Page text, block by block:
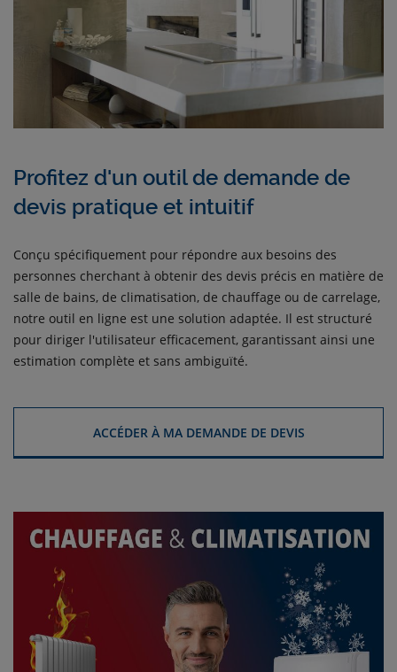
Profitez d'un outil de demande de
devis pratique et intuitif
Conçu spécifiquement pour répondre aux besoins des
personnes cherchant à obtenir des devis précis en matière de
salle de bains, de climatisation, de chauffage ou de carrelage,
notre outil en ligne est une solution adaptée. Il est structuré
pour diriger l'utilisateur efficacement, garantissant ainsi une
estimation complète et sans ambiguïté.
ACCÉDER À MA DEMANDE DE DEVIS